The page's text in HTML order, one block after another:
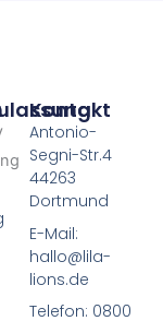
Kontakt
Antonio-
Segni-Str.4
44263
Dortmund
E-Mail:
hallo@lila-
lions.de
Telefon: 0800